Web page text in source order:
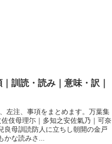
訓読・読み｜意味・訳｜
左注、事項をまとめます。万葉集
伎母理尓｜多知之安佐氣乃｜可奈
良母訓読防人に立ちし朝開の金戸
かな読みさ...